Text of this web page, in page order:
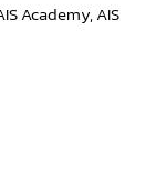
Academy, AIS